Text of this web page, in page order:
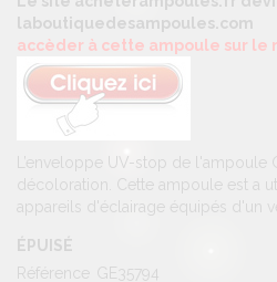
laboutiquedesampoules.com
accèder à cette ampoule sur le
L’enveloppe UV-stop de l'ampoule
décoloration. Cette ampoule est a
appareils d'éclairage équipés d'un
ÉPUISÉ
Référence GE35794